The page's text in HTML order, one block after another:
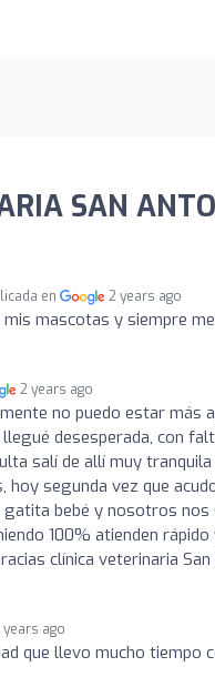
SAN
en 2 years ago
mascotas y siempre
2 years ago
no puedo estar más
desesperada, con
salí de allí muy
hoy segunda vez que
bebé y nosotros
100% atienden
clínica veterinaria
years ago
que llevo mucho tiempo